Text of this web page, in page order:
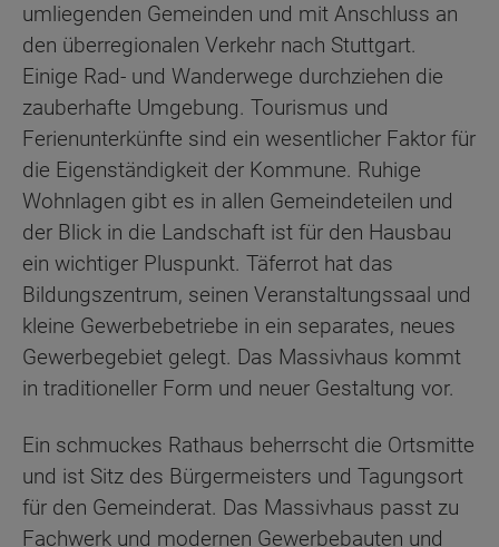
umliegenden Gemeinden und mit Anschluss an
den überregionalen Verkehr nach Stuttgart.
Einige Rad- und Wanderwege durchziehen die
zauberhafte Umgebung. Tourismus und
Ferienunterkünfte sind ein wesentlicher Faktor für
die Eigenständigkeit der Kommune. Ruhige
Wohnlagen gibt es in allen Gemeindeteilen und
der Blick in die Landschaft ist für den Hausbau
ein wichtiger Pluspunkt. Täferrot hat das
Bildungszentrum, seinen Veranstaltungssaal und
kleine Gewerbebetriebe in ein separates, neues
Gewerbegebiet gelegt. Das Massivhaus kommt
in traditioneller Form und neuer Gestaltung vor.
Ein schmuckes Rathaus beherrscht die Ortsmitte
und ist Sitz des Bürgermeisters und Tagungsort
für den Gemeinderat. Das Massivhaus passt zu
Fachwerk und modernen Gewerbebauten und